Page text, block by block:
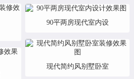
90平两房现代室内设
现代简约风别墅卧室